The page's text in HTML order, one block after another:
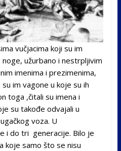
vučjacima koji su im
užurbano i nestrpljivim
imenima i prezimenima,
im vagone u koje su ih
toga ,čitali su imena i
su takođe odvajali u
voza. U
i do tri generacije. Bilo je
koje samo što se nisu